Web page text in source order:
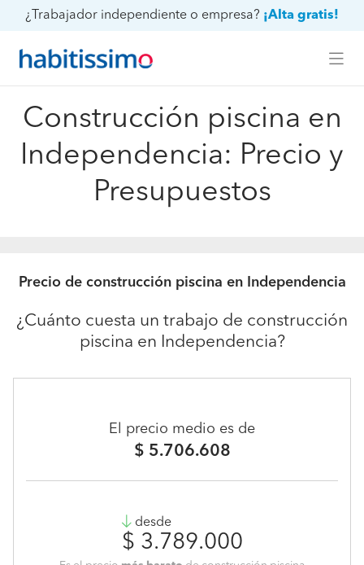
¿Trabajador independiente o empresa? ¡Alta gratis!
Construcción piscina en
Independencia: Precio y
Presupuestos
Precio de construcción piscina en Independencia
¿Cuánto cuesta un trabajo de construcción
piscina en Independencia?
El precio medio es de
$ 5.706.608
desde
$ 3.789.000